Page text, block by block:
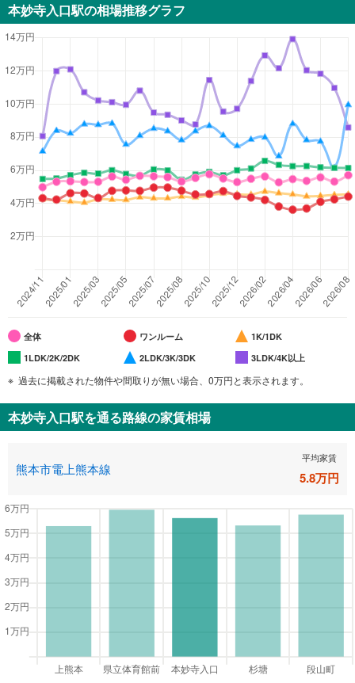
本妙寺入口駅の相場推移グラフ
全体 ワンルーム
1K/1DK
1LDK/2K/2DK
2LDK/3K/3DK 3LDK/4K以上
過去に掲載された物件や間取りが無い場合、0万円と表示されます。
本妙寺入口駅を通る路線の家賃相場
熊本市電上熊本線
平均家賃
5.8万円